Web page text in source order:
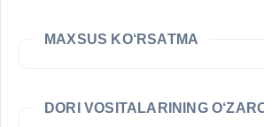
MAXSUS KO‘RSATMA
DORI VOSITALARINING